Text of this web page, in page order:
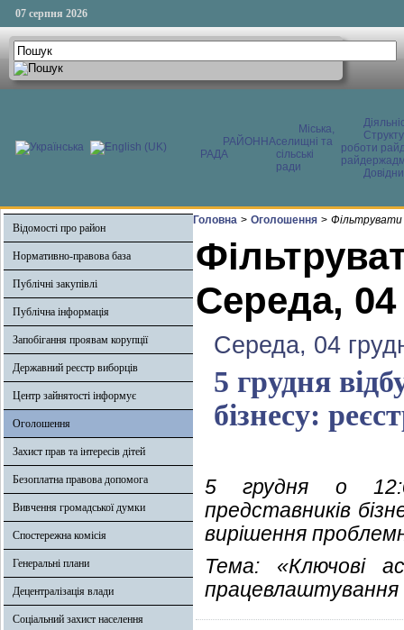
07 серпня 2026
РАЙОННА
РАДА
Міська,
селищні та
сільські
ради
роботи
Відомості про район
Нормативно-правова база
Публічні закупівлі
Публічна інформація
Запобігання проявам корупції
Державний реєстр виборців
Центр зайнятості інформує
Оголошення
Захист прав та інтересів дітей
Безоплатна правова допомога
Вивчення громадської думки
Спостережна комісія
Генеральні плани
Децентралізація влади
Соціальний захист населення
Головна > Оголошення > Фільтрувати
Середа, 04
Середа, 04
5 грудня
бізнесу:
5 грудня о
представників
вирішення
Тема: «Ключові